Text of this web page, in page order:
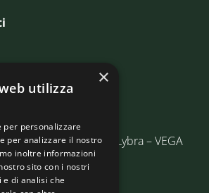
Industrie, 19/C Edificio Lybra – VEGA
×
utilizza
per personalizzare
per analizzare il nostro
inoltre informazioni
sito con i nostri
di analisi che